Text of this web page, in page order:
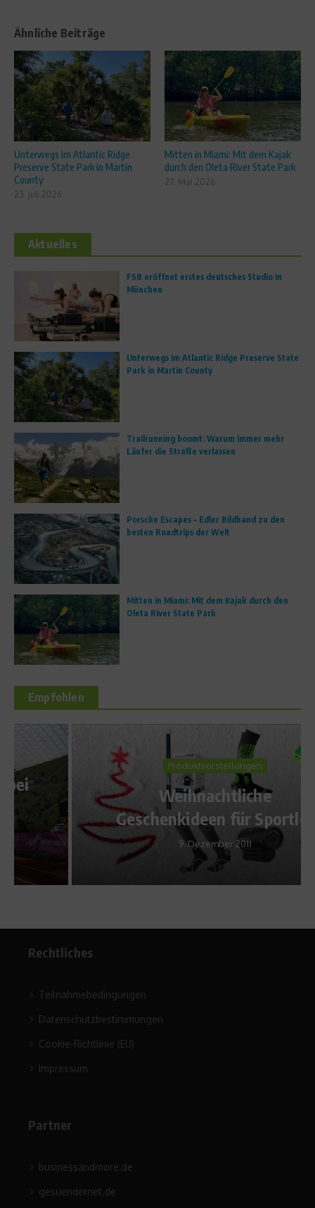
Ähnliche Beiträge
Unterwegs im Atlantic Ridge
Preserve State Park in Martin
County
23. Juli 2026
Mitten in Miami: Mit dem Kajak
durch den Oleta River State Park
27. Mai 2026
Aktuelles
FS8 eröffnet erstes deutsches Studio in
München
Unterwegs im Atlantic Ridge Preserve State
Park in Martin County
Trailrunning boomt: Warum immer mehr
Läufer die Straße verlassen
Porsche Escapes – Edler Bildband zu den
besten Roadtrips der Welt
Mitten in Miami: Mit dem Kajak durch den
Oleta River State Park
Empfohlen
Produktvorstellungen
Weihnachtliche
Geschenkideen für Sportler
9. Dezember 2011
Rechtliches
Teilnahmebedingungen
Datenschutzbestimmungen
Cookie-Richtlinie (EU)
Impressum
Partner
businessandmore.de
gesuendernet.de